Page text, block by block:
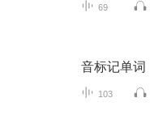
69
音标记单词
103